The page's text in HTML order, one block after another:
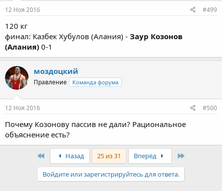
12 Ноя 2016 #499
120 кг
финал: Казбек Хубулов (Алания) - Заур Козонов
(Алания) 0-1
моздоцкий
Правление Команда форума
12 Ноя 2016 #500
Почему Козонову пассив не дали? Рациональное
объяснение есть?
Назад 25 из 31 Вперёд
Войдите или зарегистрируйтесь для ответа.